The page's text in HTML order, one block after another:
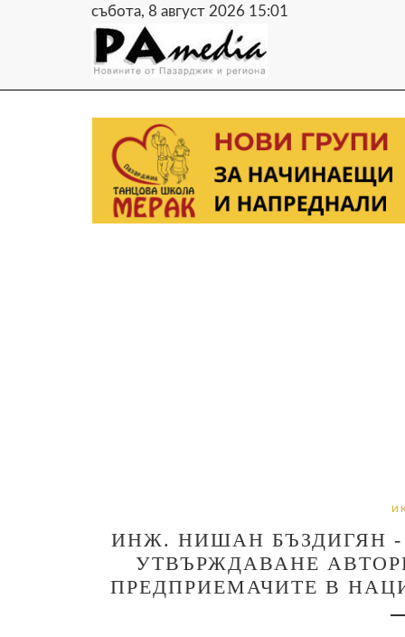
събота, 8 август 2026 15:01
ИНЖ. НИШАН БЪЗДИГЯН
УТВЪРЖДАВАНЕ
ПРЕДПРИЕМАЧИТЕ В